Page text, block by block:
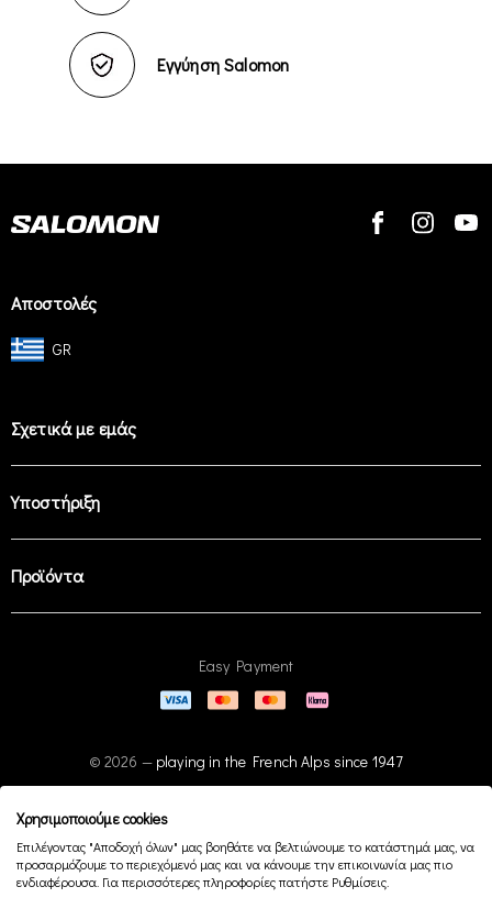
Εγγύηση Salomon
Αποστολές
GR
Σχετικά με εμάς
Υποστήριξη
Προϊόντα
Easy Payment
© 2026 — playing in the French Alps since 1947
Χρησιμοποιούμε cookies
Επιλέγοντας "Αποδοχή όλων" μας βοηθάτε να βελτιώνουμε το κατάστημά μας, να
προσαρμόζουμε το περιεχόμενό μας και να κάνουμε την επικοινωνία μας πιο
ενδιαφέρουσα. Για περισσότερες πληροφορίες πατήστε Ρυθμίσεις.